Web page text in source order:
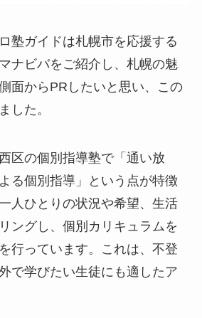
塾ガイドは札幌市を応援する
ナビバをご紹介し、札幌の魅
面からPRしたいと思い、この
した。
区の個別指導塾で「通い放
る個別指導」という点が特徴
人ひとりの状況や希望、生活
ングし、個別カリキュラムを
行っています。これは、不登
で学びたい生徒にも適したア